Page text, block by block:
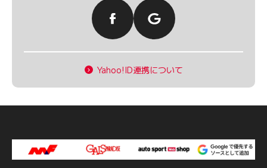
Yahoo!ID連携について